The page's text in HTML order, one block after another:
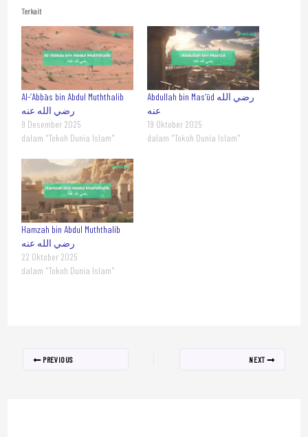
Terkait
Al-‘Abbās bin Abdul Muththalib
رضي الله عنه
9 Desember 2025
dalam "Tokoh Dunia Islam"
Abdullah bin Mas‘ūd رضي الله
عنه
19 Oktober 2025
dalam "Tokoh Dunia Islam"
Hamzah bin Abdul Muththalib
رضي الله عنه
22 Oktober 2025
dalam "Tokoh Dunia Islam"
PREVIOUS NEXT